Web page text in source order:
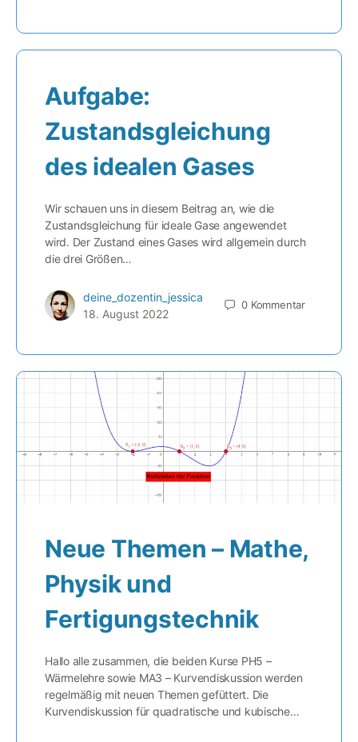
Aufgabe:
Zustandsgleichung
des idealen Gases
Wir schauen uns in diesem Beitrag an, wie die
Zustandsgleichung für ideale Gase angewendet
wird. Der Zustand eines Gases wird allgemein durch
die drei Größen…
deine_dozentin_jessica
18. August 2022
0 Kommentar
Neue Themen – Mathe,
Physik und
Fertigungstechnik
Hallo alle zusammen, die beiden Kurse PH5 –
Wärmelehre sowie MA3 – Kurvendiskussion werden
regelmäßig mit neuen Themen gefüttert. Die
Kurvendiskussion für quadratische und kubische…